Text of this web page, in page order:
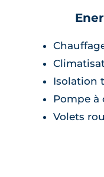
Isolation
Pompe à
Volets